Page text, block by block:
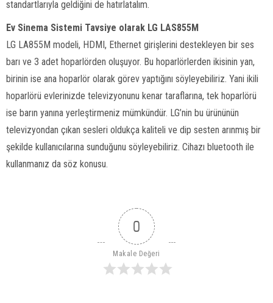
standartlarıyla geldiğini de hatırlatalım.
Ev Sinema Sistemi Tavsiye olarak LG LAS855M
LG LA855M modeli, HDMI, Ethernet girişlerini destekleyen bir ses
barı ve 3 adet hoparlörden oluşuyor. Bu hoparlörlerden ikisinin yan,
birinin ise ana hoparlör olarak görev yaptığını söyleyebiliriz. Yani ikili
hoparlörü evlerinizde televizyonunu kenar taraflarına, tek hoparlörü
ise barın yanına yerleştirmeniz mümkündür. LG’nin bu ürününün
televizyondan çıkan sesleri oldukça kaliteli ve dip sesten arınmış bir
şekilde kullanıcılarına sunduğunu söyleyebiliriz. Cihazı bluetooth ile
kullanmanız da söz konusu.
0
Makale Değeri